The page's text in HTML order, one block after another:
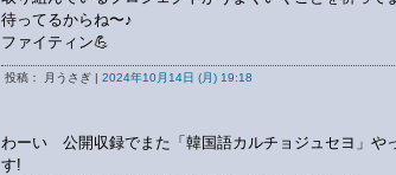
待ってるからね〜♪
ファイティン💪
投稿： 月うさぎ | 2024年10月14日 (月) 19:18
わーい 公開収録でまた「韓国語カルチョジュセヨ」や
す!